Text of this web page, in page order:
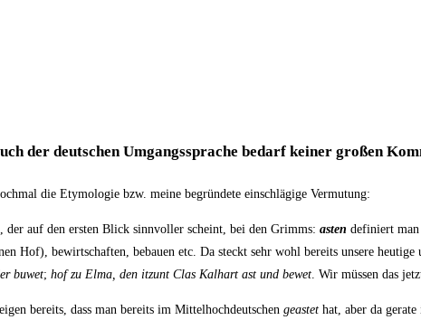
der deut­schen Umgangs­spra­che bedarf kei­ner gro­ßen
die Ety­mo­lo­gie bzw. mei­ne begrün­de­te ein­schlä­gi­ge Vermutung:
auf den ers­ten Blick sinn­vol­ler scheint, bei den Grimms: asten defi­niert
Hof), bewirt­schaf­ten, bebau­en etc. Da steckt sehr wohl bereits unse­re
buwet; hof zu Elma, den itzunt Clas Kal­hart ast und bewet . Wir müs­sen das
bereits, dass man bereits im Mit­tel­hoch­deut­schen geas­tet hat, aber da